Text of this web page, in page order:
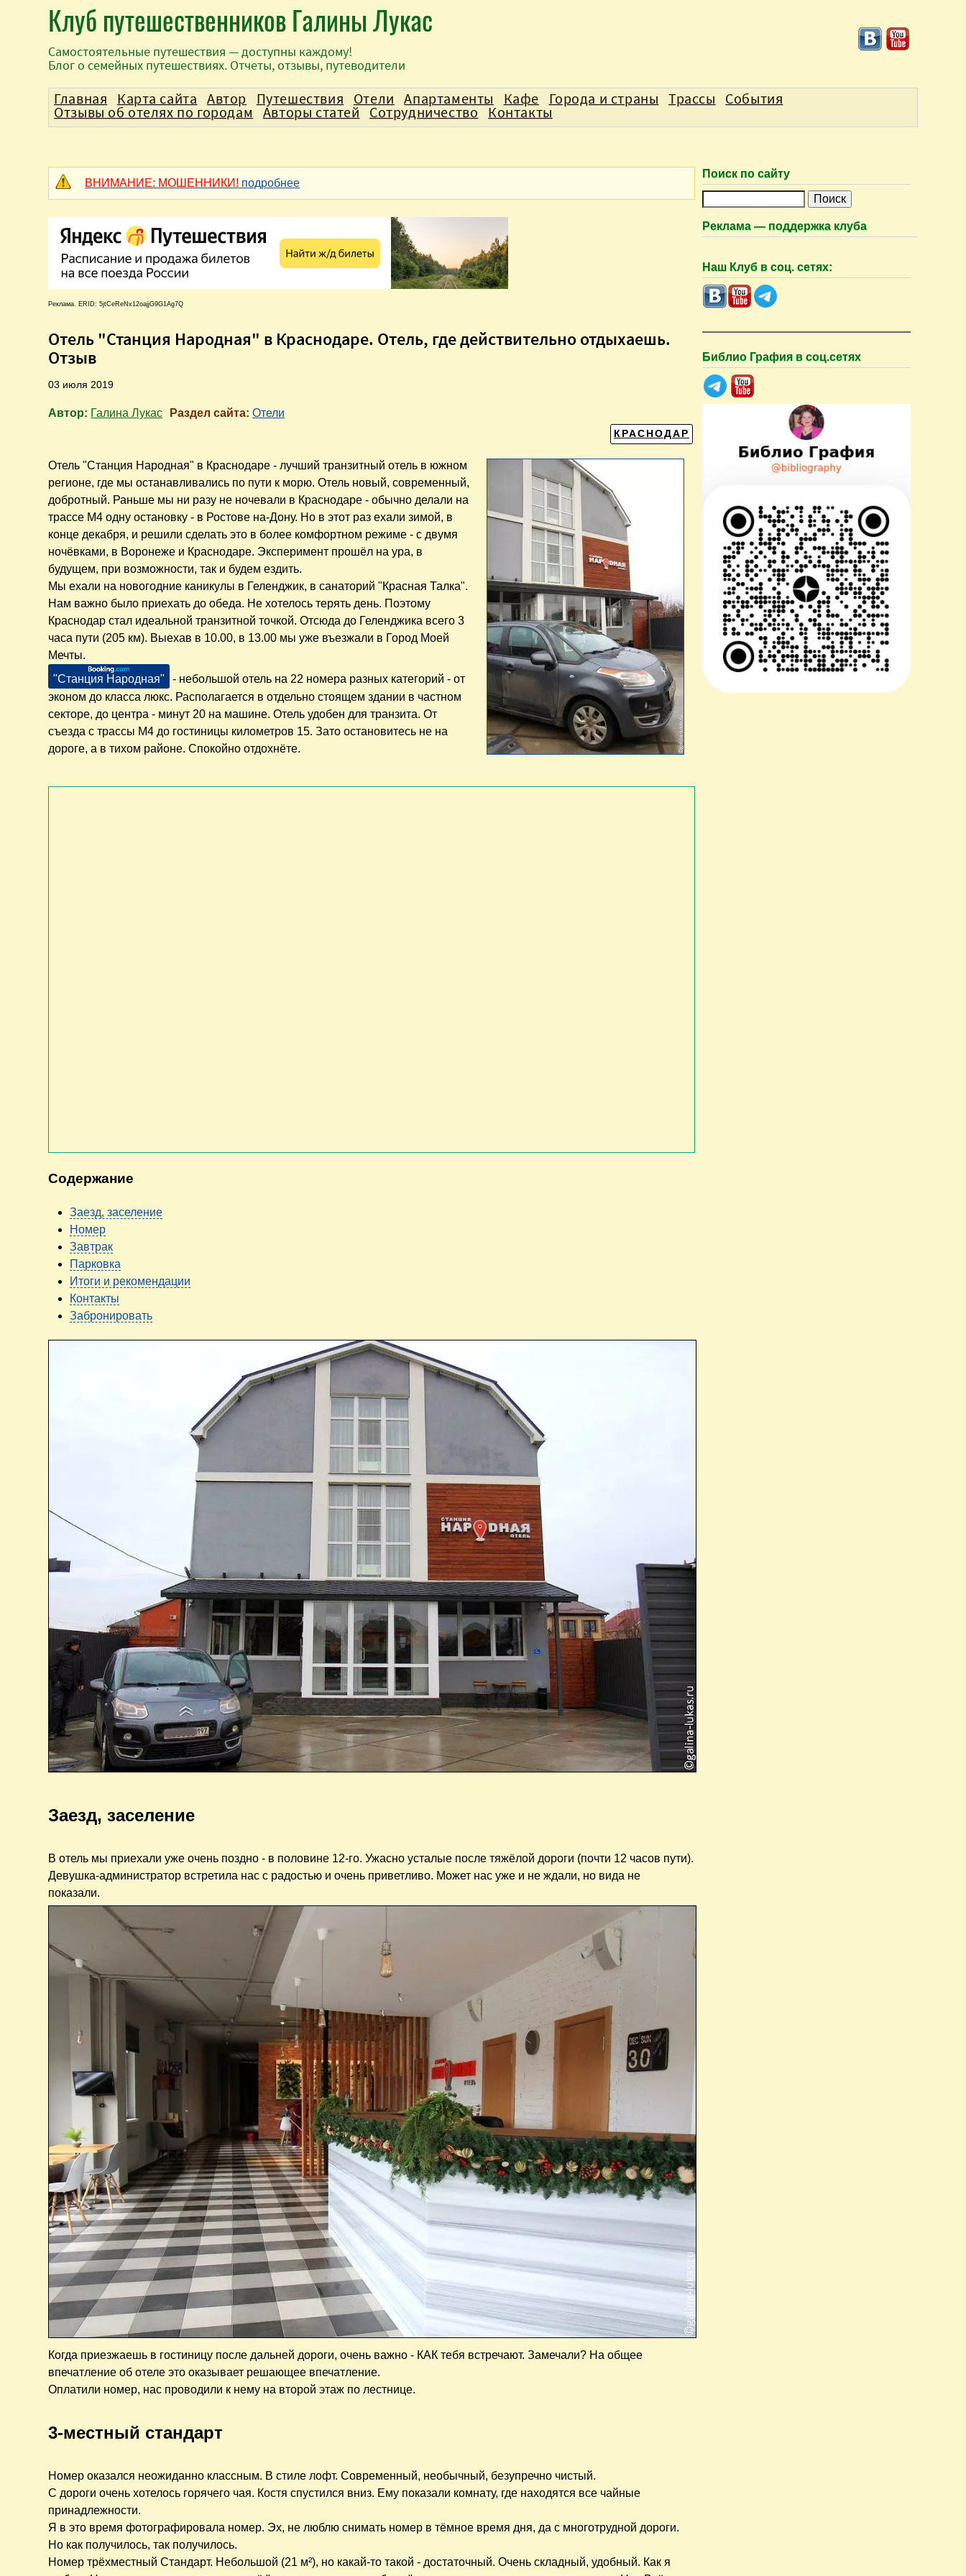
Клуб путешественников Галины Лукас
Самостоятельные путешествия — доступны каждому!
Блог о семейных путешествиях. Отчеты, отзывы, путеводители
ВНИМАНИЕ: МОШЕННИКИ! подробнее
Реклама. ERID: 5jtCeReNx12oajjG9G1Ag7Q
Отель "Станция Народная" в Краснодаре. Отель, где действительно отдыхаешь.
Отзыв
03 июля 2019
Автор: Галина Лукас Раздел сайта:Отели
КРАСНОДАР
Отель "Станция Народная" в Краснодаре - лучший транзитный отель в южном
регионе, где мы останавливались по пути к морю. Отель новый, современный,
добротный. Раньше мы ни разу не ночевали в Краснодаре - обычно делали на
трассе М4 одну остановку - в Ростове на-Дону. Но в этот раз ехали зимой, в
конце декабря, и решили сделать это в более комфортном режиме - с двумя
ночёвками, в Воронеже и Краснодаре. Эксперимент прошёл на ура, в
будущем, при возможности, так и будем ездить.
Мы ехали на новогодние каникулы в Геленджик, в санаторий "Красная Талка".
Нам важно было приехать до обеда. Не хотелось терять день. Поэтому
Краснодар стал идеальной транзитной точкой. Отсюда до Геленджика всего 3
часа пути (205 км). Выехав в 10.00, в 13.00 мы уже въезжали в Город Моей
Мечты.
"Станция Народная"
- небольшой отель на 22 номера разных категорий - от
эконом до класса люкс. Располагается в отдельно стоящем здании в частном
секторе, до центра - минут 20 на машине. Отель удобен для транзита. От
съезда с трассы М4 до гостиницы километров 15. Зато остановитесь не на
дороге, а в тихом районе. Спокойно отдохнёте.
Содержание
Заезд, заселение
Номер
Завтрак
Парковка
Итоги и рекомендации
Контакты
Забронировать
Заезд, заселение
В отель мы приехали уже очень поздно - в половине 12-го. Ужасно усталые после тяжёлой дороги (почти 12 часов пути).
Девушка-администратор встретила нас с радостью и очень приветливо. Может нас уже и не ждали, но вида не
показали.
Когда приезжаешь в гостиницу после дальней дороги, очень важно - КАК тебя встречают. Замечали? На общее
впечатление об отеле это оказывает решающее впечатление.
Оплатили номер, нас проводили к нему на второй этаж по лестнице.
3-местный стандарт
Номер оказался неожиданно классным. В стиле лофт. Современный, необычный, безупречно чистый.
С дороги очень хотелось горячего чая. Костя спустился вниз. Ему показали комнату, где находятся все чайные
принадлежности.
Я в это время фотографировала номер. Эх, не люблю снимать номер в тёмное время дня, да с многотрудной дороги.
Но как получилось, так получилось.
Номер трёхместный Стандарт. Небольшой (21 м²), но какай-то такой - достаточный. Очень складный, удобный. Как я
Главная Карта сайта Автор Путешествия Отели Апартаменты Кафе Города и страны Трассы События
Отзывы об отелях по городам Авторы статей Сотрудничество Контакты
Поиск по сайту
и
к
Реклама — поддержка клуба
Наш Клуб в соц. сетях:
Библио Графия в соц.сетях